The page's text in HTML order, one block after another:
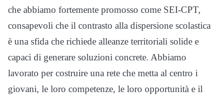
che abbiamo fortemente promosso come SEI-CPT,
consapevoli che il contrasto alla dispersione scolastica
è una sfida che richiede alleanze territoriali solide e
capaci di generare soluzioni concrete. Abbiamo
lavorato per costruire una rete che metta al centro i
giovani, le loro competenze, le loro opportunità e il